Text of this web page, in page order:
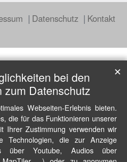
Datenschutz
Kontakt
bei den
zum Datenschutz
Webseiten-Erlebnis bieten.
die für das Funktionieren unserer
Ihrer Zustimmung verwenden wir
Technologien, die zur Anzeige
über Youtube, Audios über
✕